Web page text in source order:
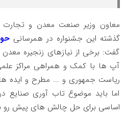
معاون وزیر صنعت معدن و تجارت
گذشته این جشنواره در همرسانی
گفت: برخی از نیازهای زنجیره
آپ ها با کمک و همراهی مراکز
ریاست جمهوری و ... مطرح و ایده
اما باید موضوع تاب آوری صنایع
اساسی برای حل چالش های پیش رو